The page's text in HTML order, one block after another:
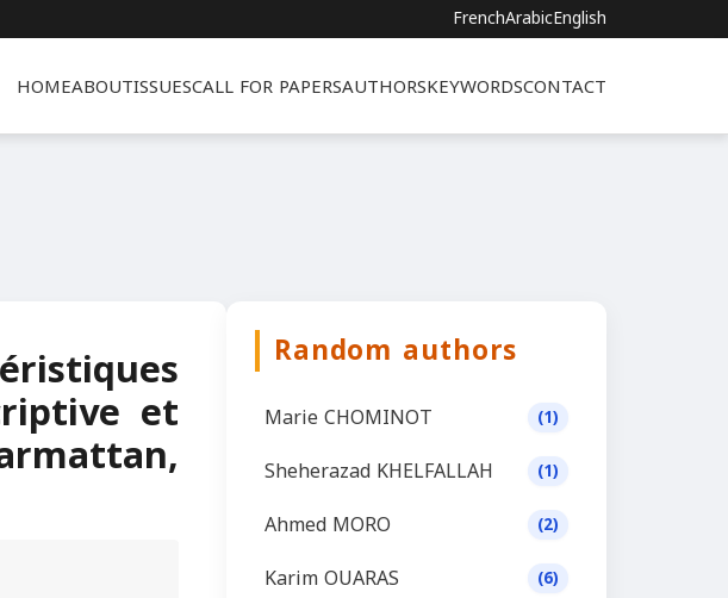
FrenchArabicEnglish
HOMEABOUTISSUESCALL FOR PAPERSAUTHORSKEYWORDSCONTACT
et
Random authors
Marie CHOMINOT (1)
Sheherazad KHELFALLAH (1)
Ahmed MORO (2)
Karim OUARAS (6)